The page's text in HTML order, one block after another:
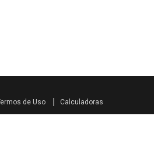
de Uso Calculadoras